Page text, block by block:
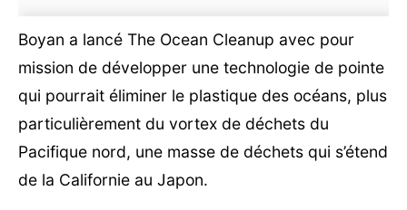
Boyan a lancé The Ocean Cleanup avec pour
mission de développer une technologie de pointe
qui pourrait éliminer le plastique des océans, plus
particulièrement du vortex de déchets du
Pacifique nord, une masse de déchets qui s’étend
de la Californie au Japon.